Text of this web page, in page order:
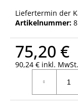
Liefertermin der
Artikelnummer:
75,20 €
90,24 € inkl. MwSt.
h
e
n